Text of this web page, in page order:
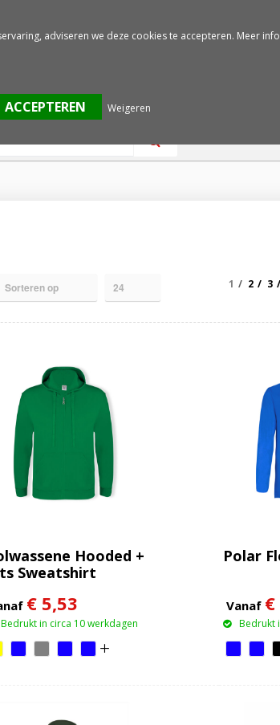
1 2 3
Hooded +
Sweatshirt
€ 5,53
Bedrukt in circa 10 werkdagen
Polar
Vanaf €
Bedrukt
adviseren we deze cookies te accepteren. Meer
Weigeren